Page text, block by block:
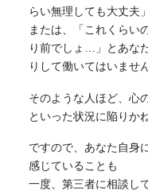
らい無理しても大丈夫
または、「これくらい
り前でしょ…」とあな
りして働いてはいませ
そのような人ほど、心
といった状況に陥りか
ですので、あなた自身
感じていることも
一度、第三者に相談し